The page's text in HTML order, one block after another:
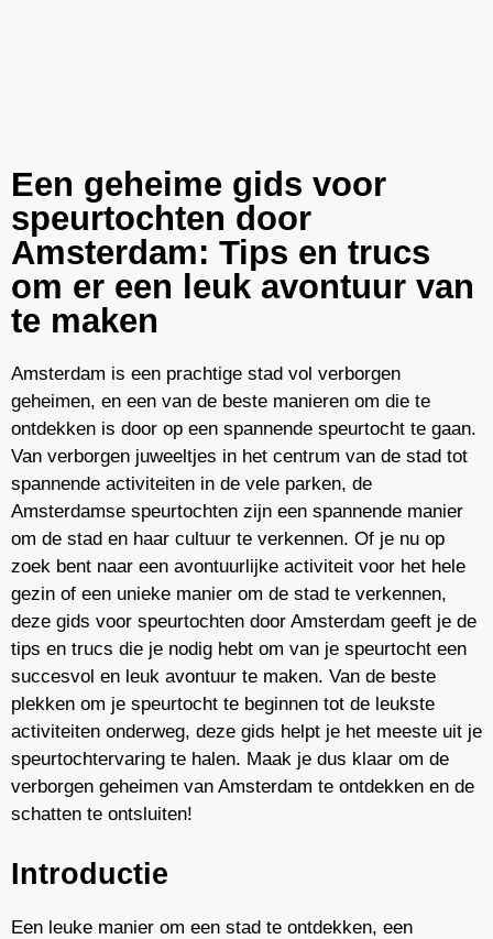
Een geheime gids voor
speurtochten door
Amsterdam: Tips en trucs
om er een leuk avontuur van
te maken
Amsterdam is een prachtige stad vol verborgen
geheimen, en een van de beste manieren om die te
ontdekken is door op een spannende speurtocht te gaan.
Van verborgen juweeltjes in het centrum van de stad tot
spannende activiteiten in de vele parken, de
Amsterdamse speurtochten zijn een spannende manier
om de stad en haar cultuur te verkennen. Of je nu op
zoek bent naar een avontuurlijke activiteit voor het hele
gezin of een unieke manier om de stad te verkennen,
deze gids voor speurtochten door Amsterdam geeft je de
tips en trucs die je nodig hebt om van je speurtocht een
succesvol en leuk avontuur te maken. Van de beste
plekken om je speurtocht te beginnen tot de leukste
activiteiten onderweg, deze gids helpt je het meeste uit je
speurtochtervaring te halen. Maak je dus klaar om de
verborgen geheimen van Amsterdam te ontdekken en de
schatten te ontsluiten!
Introductie
Een leuke manier om een stad te ontdekken, een